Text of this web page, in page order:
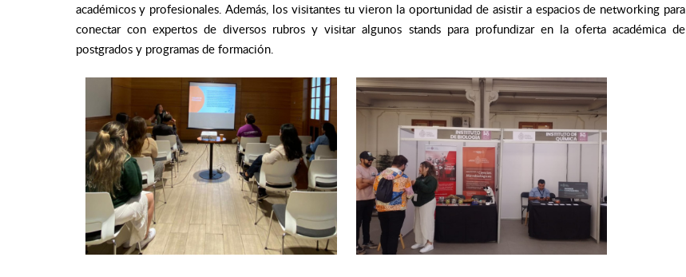
académicos y profesionales. Además, los visitantes tu vieron la oportunidad de asistir a espacios de networking para
conectar con expertos de diversos rubros y visitar algunos stands para profundizar en la oferta académica de
postgrados y programas de formación.